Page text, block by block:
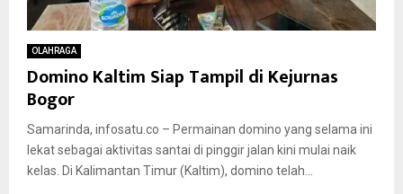
OLAHRAGA
Domino Kaltim Siap Tampil di Kejurnas
Bogor
Samarinda, infosatu.co – Permainan domino yang selama ini
lekat sebagai aktivitas santai di pinggir jalan kini mulai naik
kelas. Di Kalimantan Timur (Kaltim), domino telah...